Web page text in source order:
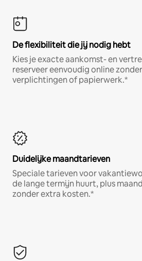
De flexibiliteit die jij nodig hebt
Kies je exacte aankomst- en
reserveer eenvoudig online
verplichtingen of papierwerk.*
Duidelijke maandtarieven
Speciale tarieven voor
de lange termijn huurt, plus
zonder extra kosten.*